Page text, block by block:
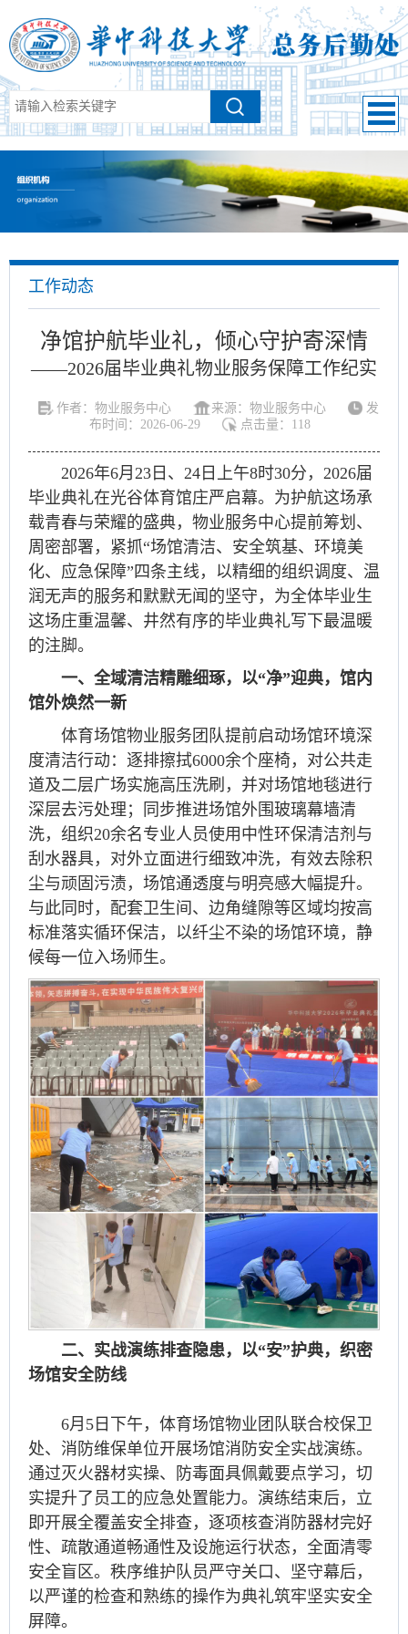
工作动态
净馆护航毕业礼，倾心守护寄深情
——2026届毕业典礼物业服务保障工作纪实
作者：物业服务中心 来源：物业服务中心
发
布时间：2026-06-29
点击量： 118
2026年6月23日、24日上午8时30分，2026届
毕业典礼在光谷体育馆庄严启幕。为护航这场承
载青春与荣耀的盛典，物业服务中心提前筹划、
周密部署，紧抓“场馆清洁、安全筑基、环境美
化、应急保障”四条主线，以精细的组织调度、温
润无声的服务和默默无闻的坚守，为全体毕业生
这场庄重温馨、井然有序的毕业典礼写下最温暖
的注脚。
一、全域清洁精雕细琢，以“净”迎典，馆内
馆外焕然一新
体育场馆物业服务团队提前启动场馆环境深
度清洁行动：逐排擦拭6000余个座椅，对公共走
道及二层广场实施高压洗刷，并对场馆地毯进行
深层去污处理；同步推进场馆外围玻璃幕墙清
洗，组织20余名专业人员使用中性环保清洁剂与
刮水器具，对外立面进行细致冲洗，有效去除积
尘与顽固污渍，场馆通透度与明亮感大幅提升。
与此同时，配套卫生间、边角缝隙等区域均按高
标准落实循环保洁，以纤尘不染的场馆环境，静
候每一位入场师生。
二、实战演练排查隐患，以“安”护典，织密
场馆安全防线
6月5日下午，体育场馆物业团队联合校保卫
处、消防维保单位开展场馆消防安全实战演练。
通过灭火器材实操、防毒面具佩戴要点学习，切
实提升了员工的应急处置能力。演练结束后，立
即开展全覆盖安全排查，逐项核查消防器材完好
性、疏散通道畅通性及设施运行状态，全面清零
安全盲区。秩序维护队员严守关口、坚守幕后，
以严谨的检查和熟练的操作为典礼筑牢坚实安全
屏障。